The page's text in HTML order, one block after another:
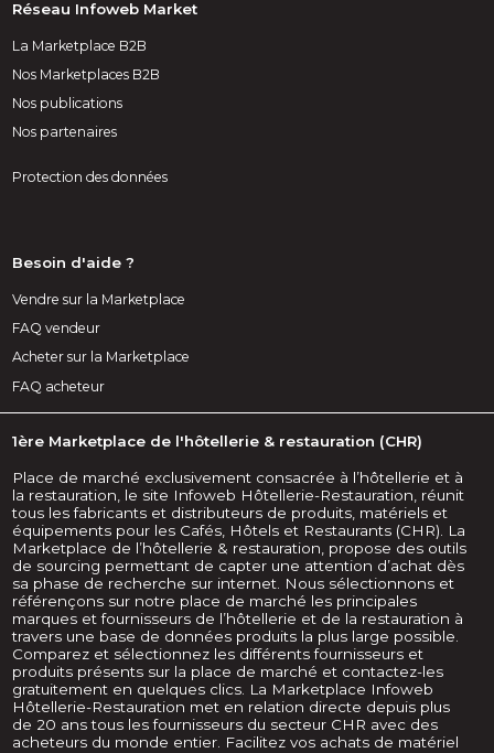
Réseau Infoweb Market
La Marketplace B2B
Nos Marketplaces B2B
Nos publications
Nos partenaires
Protection des données
Besoin d'aide ?
Vendre sur la Marketplace
FAQ vendeur
Acheter sur la Marketplace
FAQ acheteur
1ère Marketplace de l'hôtellerie & restauration (CHR)
Place de marché exclusivement consacrée à l’hôtellerie et à
la restauration, le site Infoweb Hôtellerie-Restauration, réunit
tous les fabricants et distributeurs de produits, matériels et
équipements pour les Cafés, Hôtels et Restaurants (CHR). La
Marketplace de l’hôtellerie & restauration, propose des outils
de sourcing permettant de capter une attention d’achat dès
sa phase de recherche sur internet. Nous sélectionnons et
référençons sur notre place de marché les principales
marques et fournisseurs de l’hôtellerie et de la restauration à
travers une base de données produits la plus large possible.
Comparez et sélectionnez les différents fournisseurs et
produits présents sur la place de marché et contactez-les
gratuitement en quelques clics. La Marketplace Infoweb
Hôtellerie-Restauration met en relation directe depuis plus
de 20 ans tous les fournisseurs du secteur CHR avec des
acheteurs du monde entier. Facilitez vos achats de matériel